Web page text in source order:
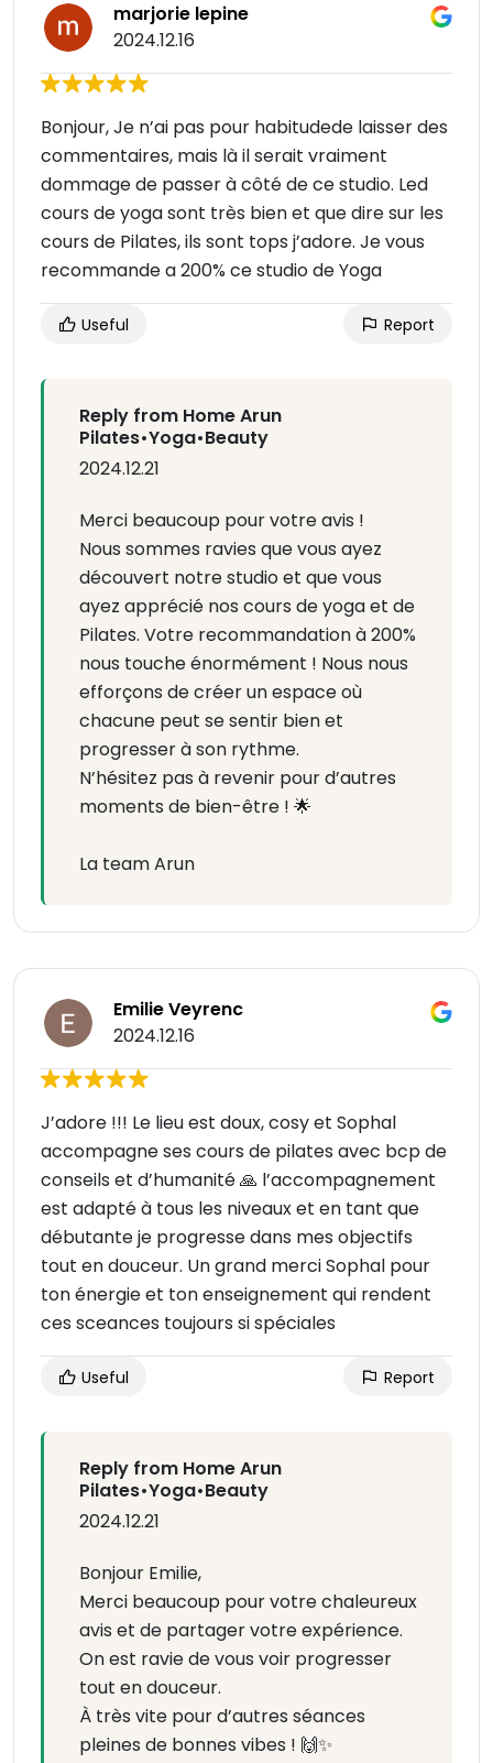
marjorie lepine
2024.12.16
Bonjour, Je n’ai pas pour habitudede laisser des
commentaires, mais là il serait vraiment
dommage de passer à côté de ce studio. Led
cours de yoga sont très bien et que dire sur les
cours de Pilates, ils sont tops j’adore. Je vous
recommande a 200% ce studio de Yoga
Useful Report
Reply from Home Arun
Pilates•Yoga•Beauty
2024.12.21
Merci beaucoup pour votre avis !
Nous sommes ravies que vous ayez
découvert notre studio et que vous
ayez apprécié nos cours de yoga et de
Pilates. Votre recommandation à 200%
nous touche énormément ! Nous nous
efforçons de créer un espace où
chacune peut se sentir bien et
progresser à son rythme.
N’hésitez pas à revenir pour d’autres
moments de bien-être ! 🌟
La team Arun
Emilie Veyrenc
2024.12.16
J’adore !!! Le lieu est doux, cosy et Sophal
accompagne ses cours de pilates avec bcp de
conseils et d’humanité 🙏 l’accompagnement
est adapté à tous les niveaux et en tant que
débutante je progresse dans mes objectifs
tout en douceur. Un grand merci Sophal pour
ton énergie et ton enseignement qui rendent
ces sceances toujours si spéciales
Useful Report
Reply from Home Arun
Pilates•Yoga•Beauty
2024.12.21
Bonjour Emilie,
Merci beaucoup pour votre chaleureux
avis et de partager votre expérience.
On est ravie de vous voir progresser
tout en douceur.
À très vite pour d’autres séances
pleines de bonnes vibes ! 🙌✨